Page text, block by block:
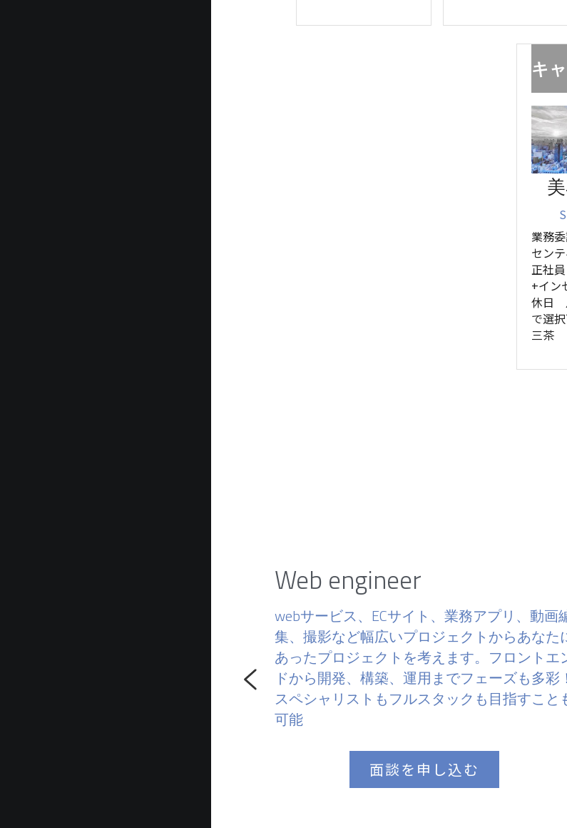
キ
業務
セン
正社
+イン
休日
で選
三茶
Web engineer
webサービス、ECサイト、業務アプリ、動画
集、撮影など幅広いプロジェクトからあなた
あったプロジェクトを考えます。フロントエ
ドから開発、構築、運用までフェーズも多彩！
スペシャリストもフルスタックも目指すこと
可能
面談を申し込む